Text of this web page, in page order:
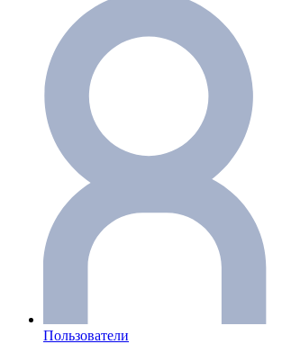
Пользователи